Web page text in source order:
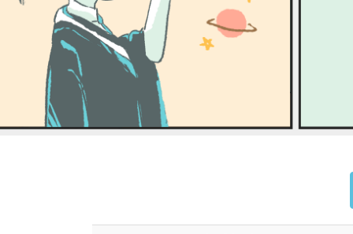
ColleGo! 大學選才與高中育才輔助系統